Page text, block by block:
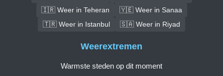
🇮🇷 Weer in Teheran
🇾🇪 Weer in Sanaa
🇹🇷 Weer in Istanbul
🇸🇦 Weer in Riyad
Weerextremen
Warmste steden op dit moment